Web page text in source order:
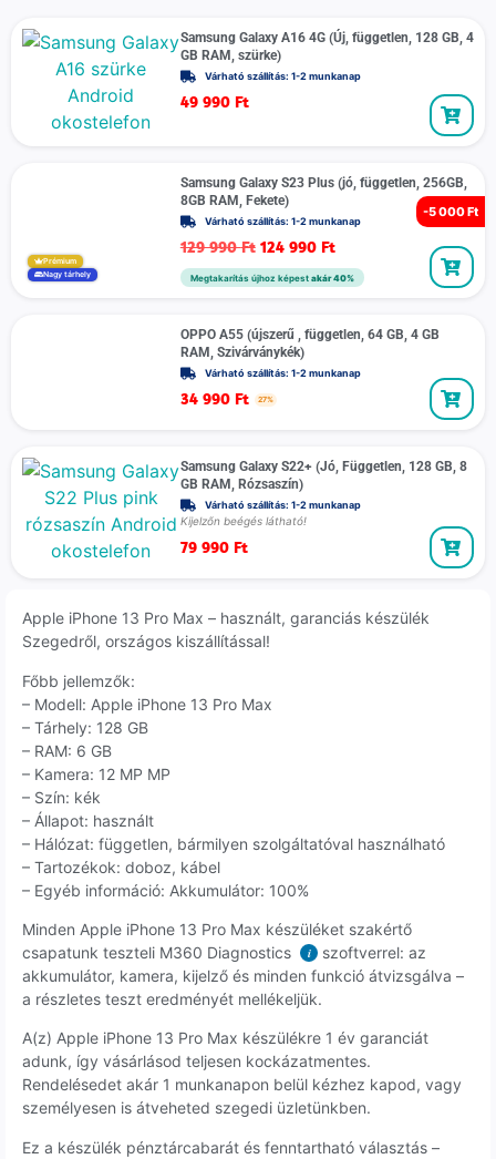
Samsung Galaxy A16 4G (Új, független, 128 GB, 4
GB RAM, szürke)
Várható szállítás: 1-2 munkanap
49 990 Ft
-5 000 Ft
Prémium
Nagy tárhely
Samsung Galaxy S23 Plus (jó, független, 256GB,
8GB RAM, Fekete)
Várható szállítás: 1-2 munkanap
129 990Ft 124 990 Ft
Megtakarítás újhoz képest akár 40%
OPPO A55 (újszerű , független, 64 GB, 4 GB
RAM, Szivárványkék)
Várható szállítás: 1-2 munkanap
34 990 Ft 27%
Samsung Galaxy S22+ (Jó, Független, 128 GB, 8
GB RAM, Rózsaszín)
Várható szállítás: 1-2 munkanap
Kijelzőn beégés látható!
79 990 Ft
Apple iPhone 13 Pro Max – használt, garanciás készülék
Szegedről, országos kiszállítással!
Főbb jellemzők:
– Modell: Apple iPhone 13 Pro Max
– Tárhely: 128 GB
– RAM: 6 GB
– Kamera: 12 MP MP
– Szín: kék
– Állapot: használt
– Hálózat: független, bármilyen szolgáltatóval használható
– Tartozékok: doboz, kábel
– Egyéb információ: Akkumulátor: 100%
Minden Apple iPhone 13 Pro Max készüléket szakértő
csapatunk teszteli M360 Diagnostics
i
szoftverrel: az
akkumulátor, kamera, kijelző és minden funkció átvizsgálva –
a részletes teszt eredményét mellékeljük.
A(z) Apple iPhone 13 Pro Max készülékre 1 év garanciát
adunk, így vásárlásod teljesen kockázatmentes.
Rendelésedet akár 1 munkanapon belül kézhez kapod, vagy
személyesen is átveheted szegedi üzletünkben.
Ez a készülék pénztárcabarát és fenntartható választás –